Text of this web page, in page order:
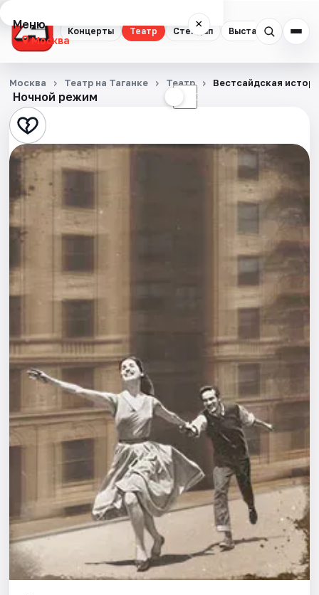
Концерты Театр Стендап Выставки
Меню ×
Москва
Концерты
Театр
Стендап
Выставки
Квесты
Экскурсии
Спорт
Города
Площадки
Артисты
Ночной режим ☾
Москва Театр на Таганке Театр Вестсайдская